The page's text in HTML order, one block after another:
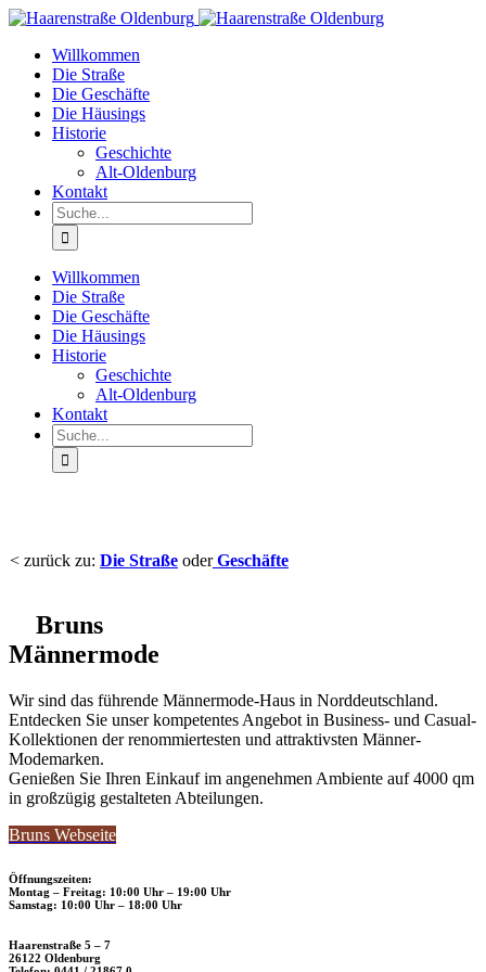
Willkommen
Die Straße
Die Geschäfte
Die Häusings
Historie
Geschichte
Alt-Oldenburg
Kontakt
Willkommen
Die Straße
Die Geschäfte
Die Häusings
Historie
Geschichte
Alt-Oldenburg
Kontakt
< zurück zu: Die Straße oderGeschäfte
Bruns
Männermode
Wir sind das führende Männermode-Haus in Norddeutschland.
Entdecken Sie unser kompetentes Angebot in Business- und Casual-
Kollektionen der renommiertesten und attraktivsten Männer-
Modemarken.
Genießen Sie Ihren Einkauf im angenehmen Ambiente auf 4000 qm
in großzügig gestalteten Abteilungen.
Bruns Webseite
Öffnungszeiten:
Montag – Freitag: 10:00 Uhr – 19:00 Uhr
Samstag: 10:00 Uhr – 18:00 Uhr
Haarenstraße 5 – 7
26122 Oldenburg